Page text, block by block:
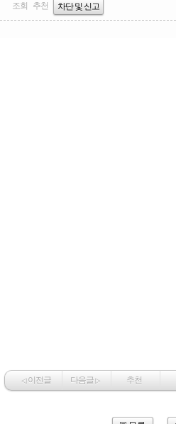
조회 추천 차단 및 신고
◁이전글 다음글▷ 추천